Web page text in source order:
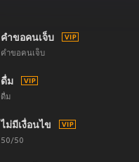
คำขอคนเจ็บ
คำขอคนเจ็บ
ดื่ม
ดื่ม
ไม่มีเงื่อนไข
50/50